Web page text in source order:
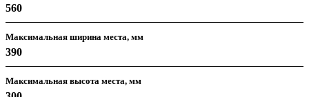
560
Максимальная ширина места, мм
390
Максимальная высота места, мм